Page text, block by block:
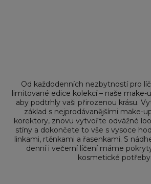
Od každodenních nezbytností pro
limitované edice kolekcí – naše make-
aby podtrhly vaši přirozenou krásu.
základ s nejprodávanějšími make-
korektory, znovu vytvořte odvážné
stíny a dokončete to vše s vysoce
linkami, rtěnkami a řasenkami. S
denní i večerní líčení máme
kosmetické potřeby.